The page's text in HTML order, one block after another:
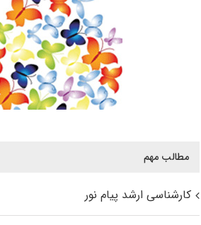
مطالب مهم
کارشناسی ارشد پیام نور